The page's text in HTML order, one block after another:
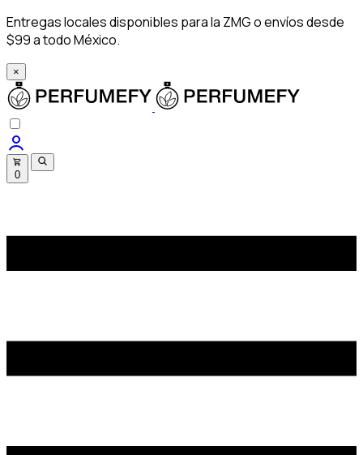
Entregas locales disponibles para la ZMG o envíos desde
$99 a todo México.
×
0